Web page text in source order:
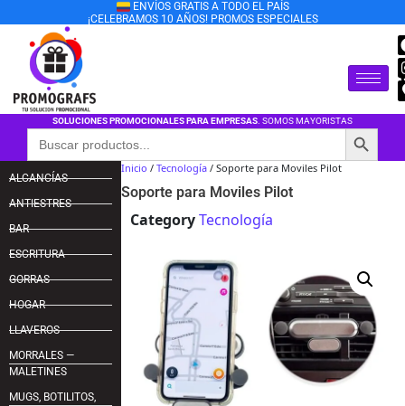
ENVÍOS GRATIS A TODO EL PAÍS
¡CELEBRAMOS 10 AÑOS! PROMOS ESPECIALES
SOLUCIONES PROMOCIONALES PARA EMPRESAS. SOMOS MAYORISTAS
Buscar: Botón de
ALCANCÍAS
ANTIESTRES
BAR
ESCRITURA
GORRAS
HOGAR
LLAVEROS
MORRALES —
MALETINES
MUGS, BOTILITOS,
Inicio /Tecnología / Soporte para Moviles Pilot
Soporte para Moviles Pilot
CategoryTecnología